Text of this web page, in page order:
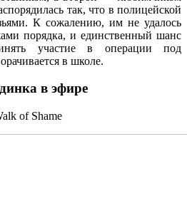
так, что в полицейской
К сожалению, им не удалось
порядка, и единственный шанс
участие в операции под
в школе.
в эфире
of Shame